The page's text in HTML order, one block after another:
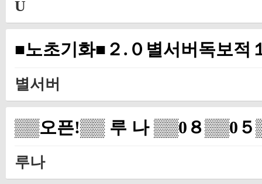
U
■노초기화■２.０별서버독보
별서버
▒▒오픈!▒▒ 루 나 ▒▒0８▒▒0
루나